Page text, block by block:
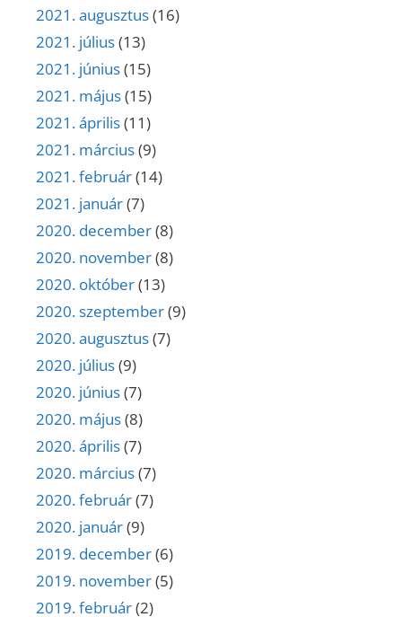
2021. augusztus(16)
2021. július(13)
2021. június(15)
2021. május(15)
2021. április(11)
2021. március(9)
2021. február(14)
2021. január(7)
2020. december(8)
2020. november(8)
2020. október(13)
2020. szeptember(9)
2020. augusztus(7)
2020. július(9)
2020. június(7)
2020. május(8)
2020. április(7)
2020. március(7)
2020. február(7)
2020. január(9)
2019. december(6)
2019. november(5)
2019. február(2)